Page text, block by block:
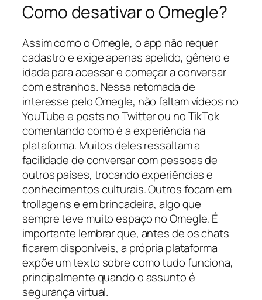
Como desativar o Omegle?
Assim como o Omegle, o app não requer
cadastro e exige apenas apelido, gênero e
idade para acessar e começar a conversar
com estranhos. Nessa retomada de
interesse pelo Omegle, não faltam vídeos no
YouTube e posts no Twitter ou no TikTok
comentando como é a experiência na
plataforma. Muitos deles ressaltam a
facilidade de conversar com pessoas de
outros países, trocando experiências e
conhecimentos culturais. Outros focam em
trollagens e em brincadeira, algo que
sempre teve muito espaço no Omegle. É
importante lembrar que, antes de os chats
ficarem disponíveis, a própria plataforma
expõe um texto sobre como tudo funciona,
principalmente quando o assunto é
segurança virtual.